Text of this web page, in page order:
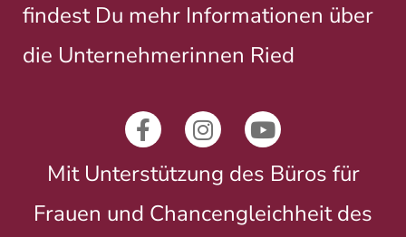
findest Du mehr Informationen über
die Unternehmerinnen Ried
Mit Unterstützung des Büros für
Frauen und Chancengleichheit des